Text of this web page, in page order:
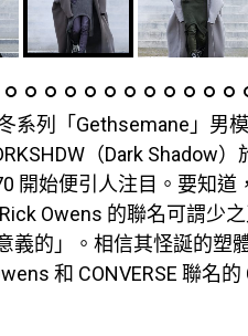
系列「Gethsemane」男
（Dark Shadow）
開始便引人注目。要知道
Owens 的聯名可謂少
義的」。相信其怪誕的塑
和 CONVERSE 聯名